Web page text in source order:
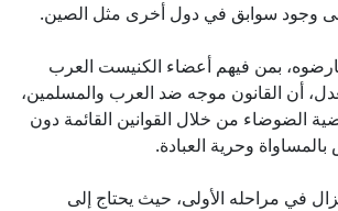
وجود سوابق في دول أخرى مثل الصين.
بمن فيهم أعضاء الكنيست العرب
أن القانون موجه ضد العرب والمسلمين،
الضوضاء من خلال القوانين القائمة دون
وحرية العبادة.
في مراحله الأولى، حيث يحتاج إلى